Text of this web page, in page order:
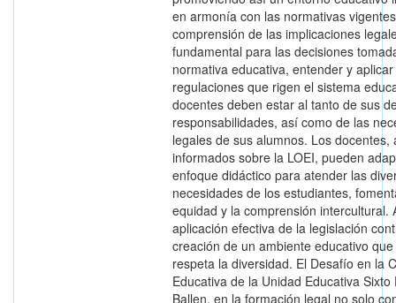
en armonía con las normativas
comprensión de las implicaciones
fundamental para las decisiones
normativa educativa, entender y
regulaciones que rigen el sistema
docentes deben estar al tanto de sus
responsabilidades, así como de las
legales de sus alumnos. Los docentes,
informados sobre la LOEI, pueden
enfoque didáctico para atender las
necesidades de los estudiantes,
equidad y la comprensión intercultural.
aplicación efectiva de la legislación
creación de un ambiente educativo
respeta la diversidad. El Desafío en la
Educativa de la Unidad Educativa Sixto
Ballen, en la formación legal no solo